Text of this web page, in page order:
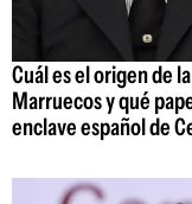
Cuál es el origen de
Marruecos y qué
enclave español de